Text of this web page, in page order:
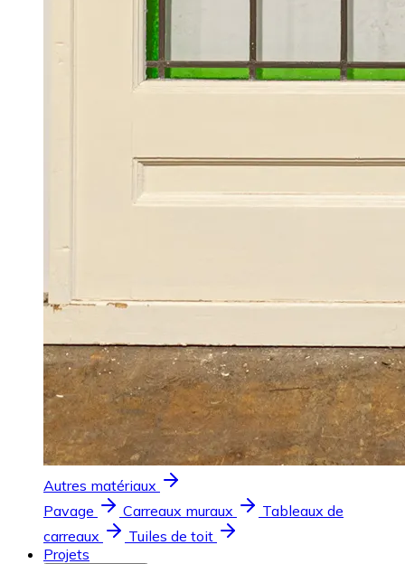
Autres matériaux
Pavage
Carreaux muraux
Tableaux de
carreaux
Tuiles de toit
Projets